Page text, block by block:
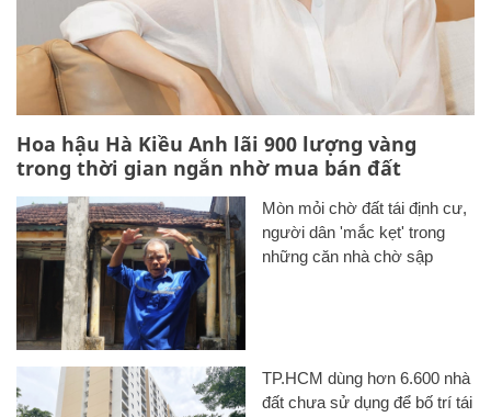
Hoa hậu Hà Kiều Anh lãi 900 lượng vàng
trong thời gian ngắn nhờ mua bán đất
Mòn mỏi chờ đất tái định cư,
người dân 'mắc kẹt' trong
những căn nhà chờ sập
TP.HCM dùng hơn 6.600 nhà
đất chưa sử dụng để bố trí tái